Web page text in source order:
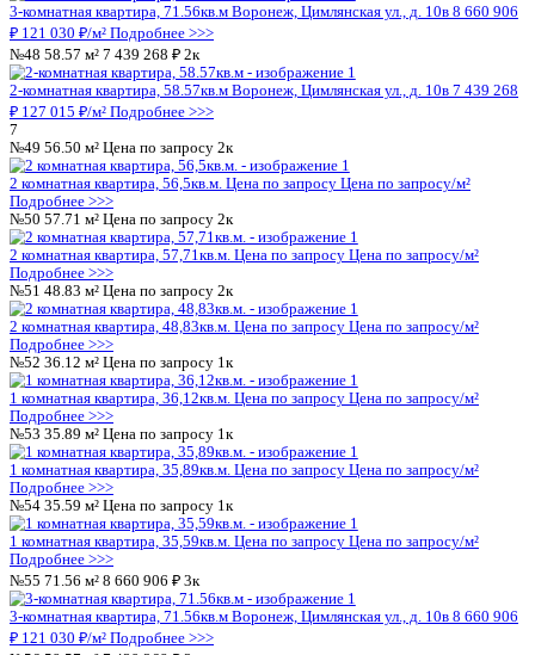
1 комнатная квартира, 35,59кв.м. Цена по запросу Цена по
Подробнее >>>
№15 71.56 м² Цена по запросу
3 комнатная квартира, 71,56кв.м. Цена по запросу Цена по
Подробнее >>>
№16 58.57 м² Цена по запросу
2 комнатная квартира, 58,57кв.м. Цена по запросу Цена по
Подробнее >>>
3
№17 56.50 м² Цена по запросу 2к
2 комнатная квартира, 56,5кв.м. Цена по запросу
Подробнее >>>
№18 57.71 м²
2 комнатная квартира, 57,71кв.м. Цена по запросу Цена по
Подробнее >>>
№19 48.83 м² Цена по запросу
2 комнатная квартира, 48,83кв.м. Цена по запросу Цена по
Подробнее >>>
№20 36.12 м² Цена по запросу 1к
1 комнатная квартира, 36,12кв.м.
Подробнее >>>
№21 35.89 м² Цена по запросу 1к